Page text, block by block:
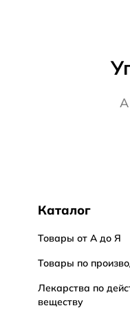
А
Каталог
Товары от А до Я
Товары по
Лекарства по
веществу